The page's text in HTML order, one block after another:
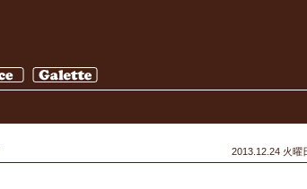
2013.12.24 火曜